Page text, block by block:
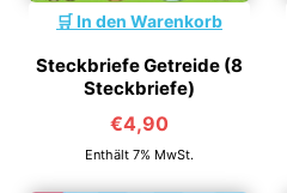
In den Warenkorb
Steckbriefe Getreide (8
Steckbriefe)
€4,90
Enthält 7% MwSt.